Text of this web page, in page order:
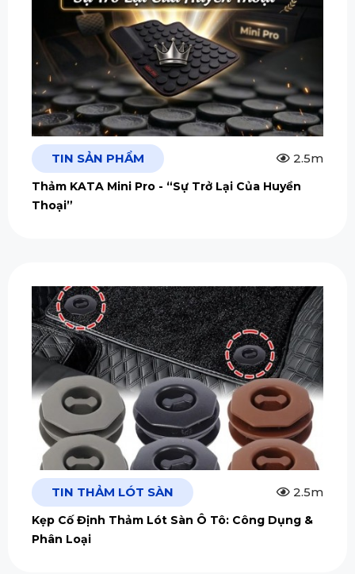
TIN SẢN PHẨM 2.5m
Thảm KATA Mini Pro - “Sự Trở Lại Của Huyền
Thoại”
TIN THẢM LÓT SÀN 2.5m
Kẹp Cố Định Thảm Lót Sàn Ô Tô: Công Dụng &
Phân Loại